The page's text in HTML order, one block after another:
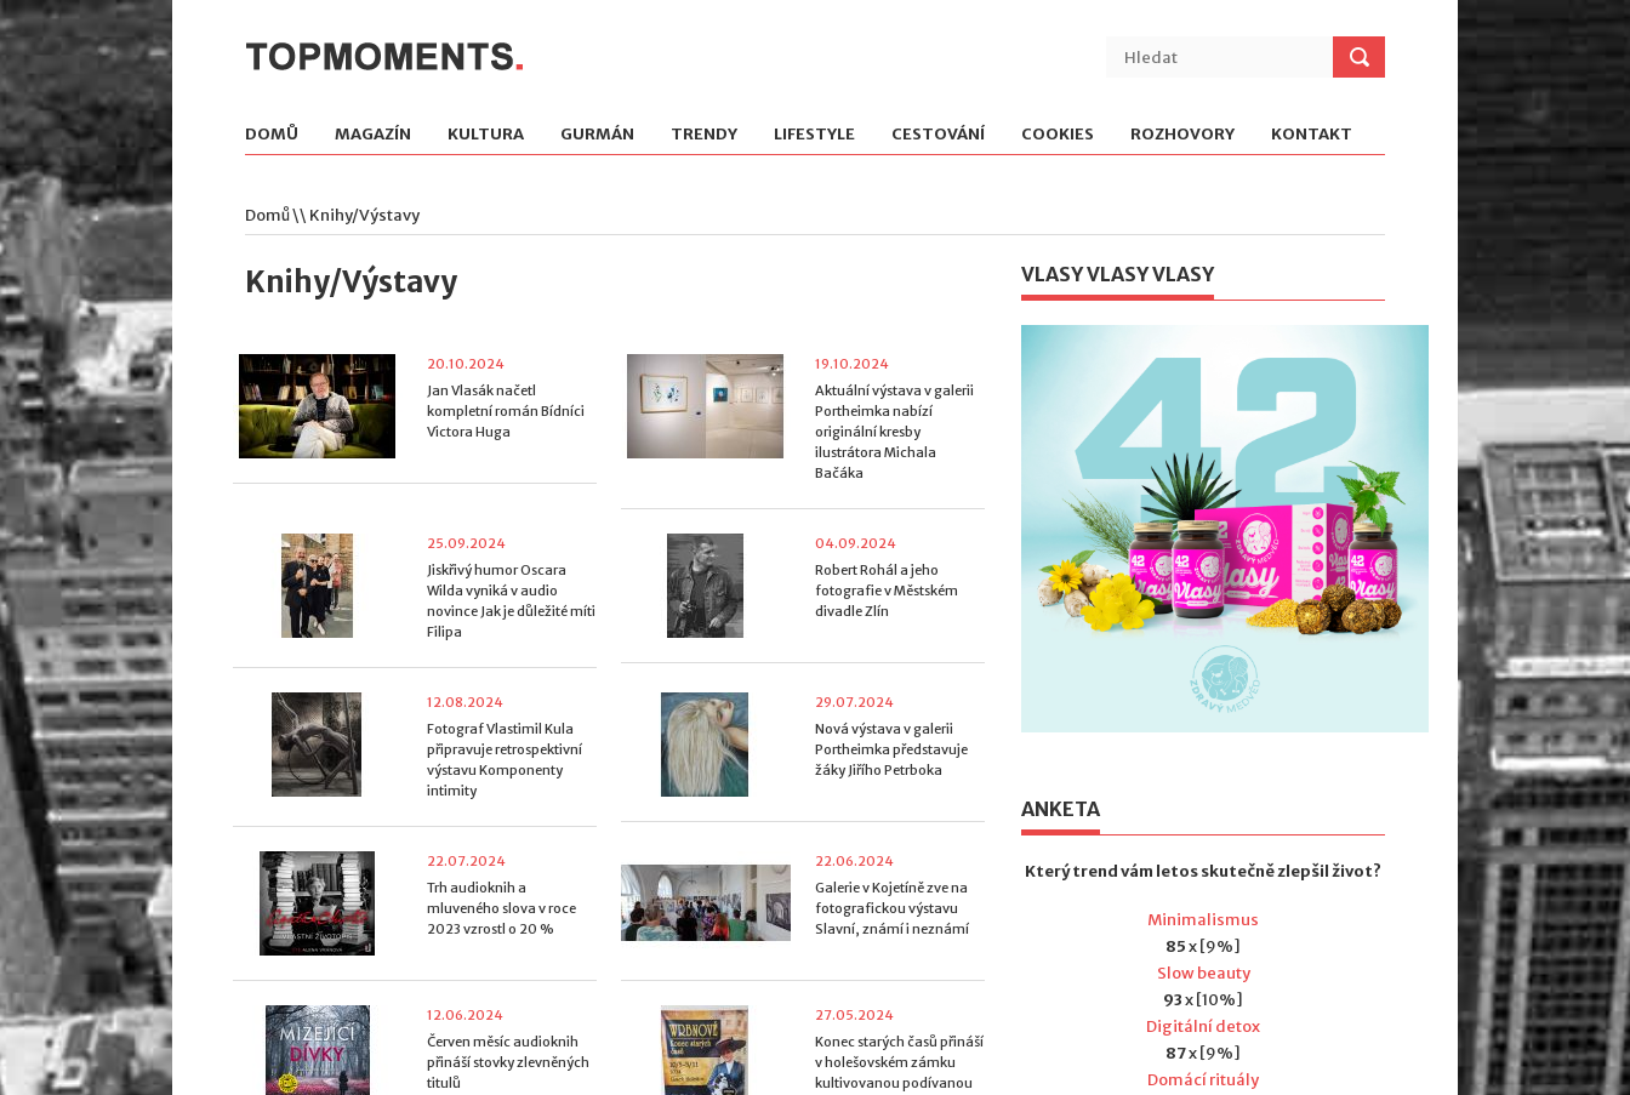
DOMŮ MAGAZÍN KULTURA GURMÁN TRENDY LIFESTYLE CESTOVÁNÍ COOKIES ROZHOVORY KONTAKT
Domů\\ Knihy/Výstavy
Knihy/Výstavy
20.10.2024
Jan Vlasák načetl
kompletní román Bídníci
Victora Huga
19.10.2024
Aktuální výstava v galerii
Portheimka nabízí
originální kresby
ilustrátora Michala
Bačáka
25.09.2024
Jiskřivý humor Oscara
Wilda vyniká v audio
novince Jak je důležité míti
Filipa
04.09.2024
Robert Rohál a jeho
fotografie v Městském
divadle Zlín
12.08.2024
Fotograf Vlastimil Kula
připravuje retrospektivní
výstavu Komponenty
intimity
29.07.2024
Nová výstava v galerii
Portheimka představuje
žáky Jiřího Petrboka
22.07.2024
Trh audioknih a
mluveného slova v roce
2023 vzrostl o 20 %
22.06.2024
Galerie v Kojetíně zve na
fotografickou výstavu
Slavní, známí i neznámí
12.06.2024
Červen měsíc audioknih
přináší stovky zlevněných
titulů
27.05.2024
Konec starých časů přináší
v holešovském zámku
kultivovanou podívanou
VLASY VLASY VLASY
ANKETA
Který trend vám letos skutečně zlepšil život?
Minimalismus
85x [9%]
Slow beauty
93x [10%]
Digitální detox
87x [9%]
Domácí rituály